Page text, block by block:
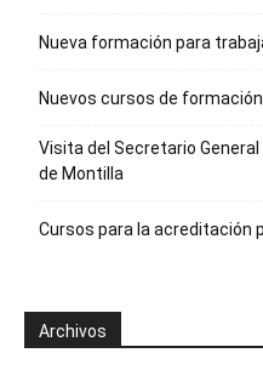
Nueva formación para
Nuevos cursos de formación
Visita del Secretario General
de Montilla
Cursos para la acreditación
Archivos